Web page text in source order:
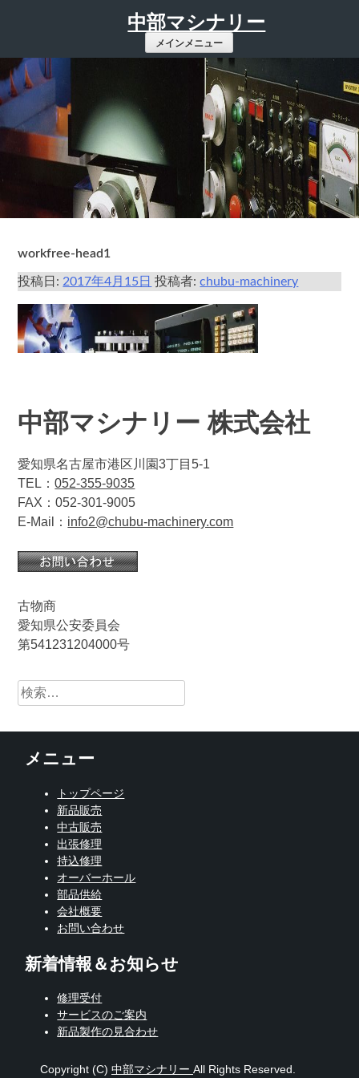
ツ
へ
ス
プ
中部マシナリー
メインメニュー
workfree-head1
投稿日: 2017年4月15日 投稿者:chubu-machinery
中部マシナリー 株式会社
愛知県名古屋市港区川園3丁目5-1
TEL：052-355-9035
FAX：052-301-9005
E-Mail： info2@chubu-machinery.com
古物商
愛知県公安委員会
第541231204000号
検
索:
メニュー
トップページ
新品販売
中古販売
出張修理
持込修理
オーバーホール
部品供給
会社概要
お問い合わせ
新着情報＆お知らせ
修理受付
サービスのご案内
新品製作の見合わせ
Copyright (C) 中部マシナリー All Rights Reserved.